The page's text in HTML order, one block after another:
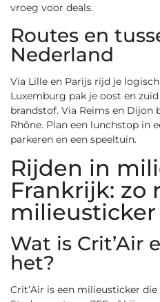
vroeg voor deals.
Routes en
Nederland
Via Lille en Parijs rijd je
Luxemburg pak je oost en
brandstof. Via Reims en Dijon
Rhône. Plan een lunchstop in
parkeren en een speeltuin.
Rijden in
Frankrijk: zo
milieusticker
Wat is Crit’Air
het?
Crit’Air is een milieusticker